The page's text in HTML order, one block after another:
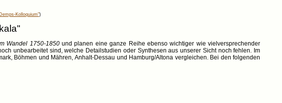
Kolloquium")
Wandel 1750-1850und planen eine ganze Reihe ebenso wichtiger wie vielversprechender
unbearbeitet sind, welche Detailstudien oder Synthesen aus unserer Sicht noch fehlen. Im
Böhmen und Mähren, Anhalt-Dessau und Hamburg/Altona vergleichen. Bei den folgenden